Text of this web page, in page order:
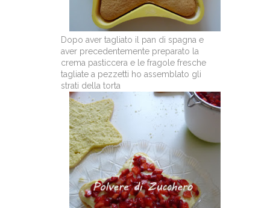
Dopo aver tagliato il pan di spagna e
aver precedentemente preparato la
crema pasticcera e le fragole fresche
tagliate a pezzetti ho assemblato gli
strati della torta